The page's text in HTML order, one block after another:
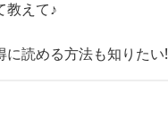
教えて♪
に読める方法も知りたい!